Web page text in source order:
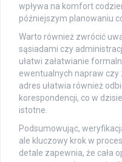
wpływa na komfort
późniejszym planowaniu
Warto również zwrócić
sąsiadami czy
ułatwi załatwianie
ewentualnych napraw czy
adres ułatwia również
korespondencji, co w
istotne.
Podsumowując,
ale kluczowy krok w
detale zapewnia, że cała